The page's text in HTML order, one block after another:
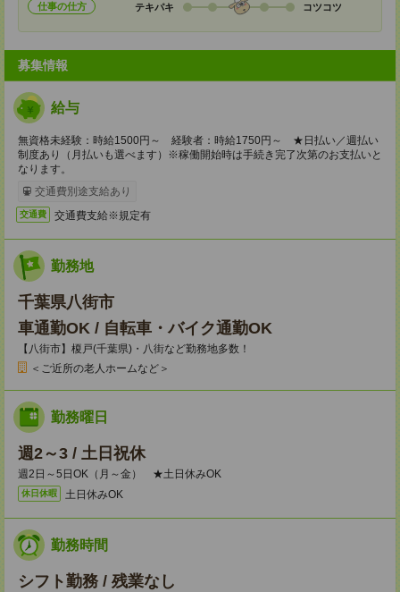
仕事の仕方 テキパキ コツコツ
募集情報
給与
無資格未経験：時給1500円～ 経験者：時給1750円～ ★日払い／週払い
制度あり（月払いも選べます）※稼働開始時は手続き完了次第のお支払いと
なります。
交通費別途支給あり
交通費 交通費支給※規定有
勤務地
千葉県八街市
車通勤OK / 自転車・バイク通勤OK
【八街市】榎戸(千葉県)・八街など勤務地多数！
＜ご近所の老人ホームなど＞
勤務曜日
週2～3 / 土日祝休
週2日～5日OK（月～金） ★土日休みOK
休日休暇 土日休みOK
勤務時間
シフト勤務 / 残業なし